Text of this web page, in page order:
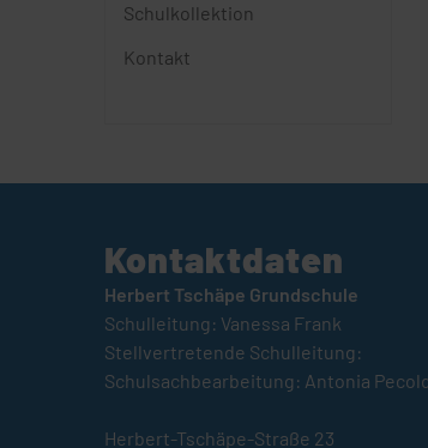
Schulkollektion
Kontakt
Kontaktdaten
Herbert Tschäpe Grundschule
Schulleitung: Vanessa Frank
Stellvertretende Schulleitung:
Schulsachbearbeitung: Antonia Pecold
Herbert-Tschäpe-Straße 23